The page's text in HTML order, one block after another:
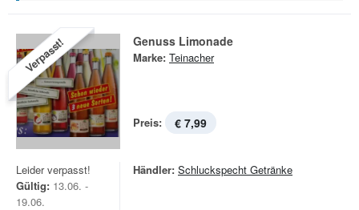
Verpasst! Genuss Limonade
Marke: Teinacher
Preis: € 7,99
Leider verpasst!
Gültig: 13.06. -
19.06.
Händler: Schluckspecht Getränke